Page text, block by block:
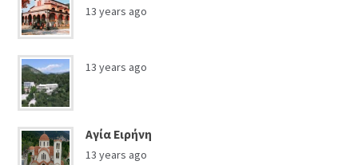
13 years ago
13 years ago
Αγία Ειρήνη
13 years ago